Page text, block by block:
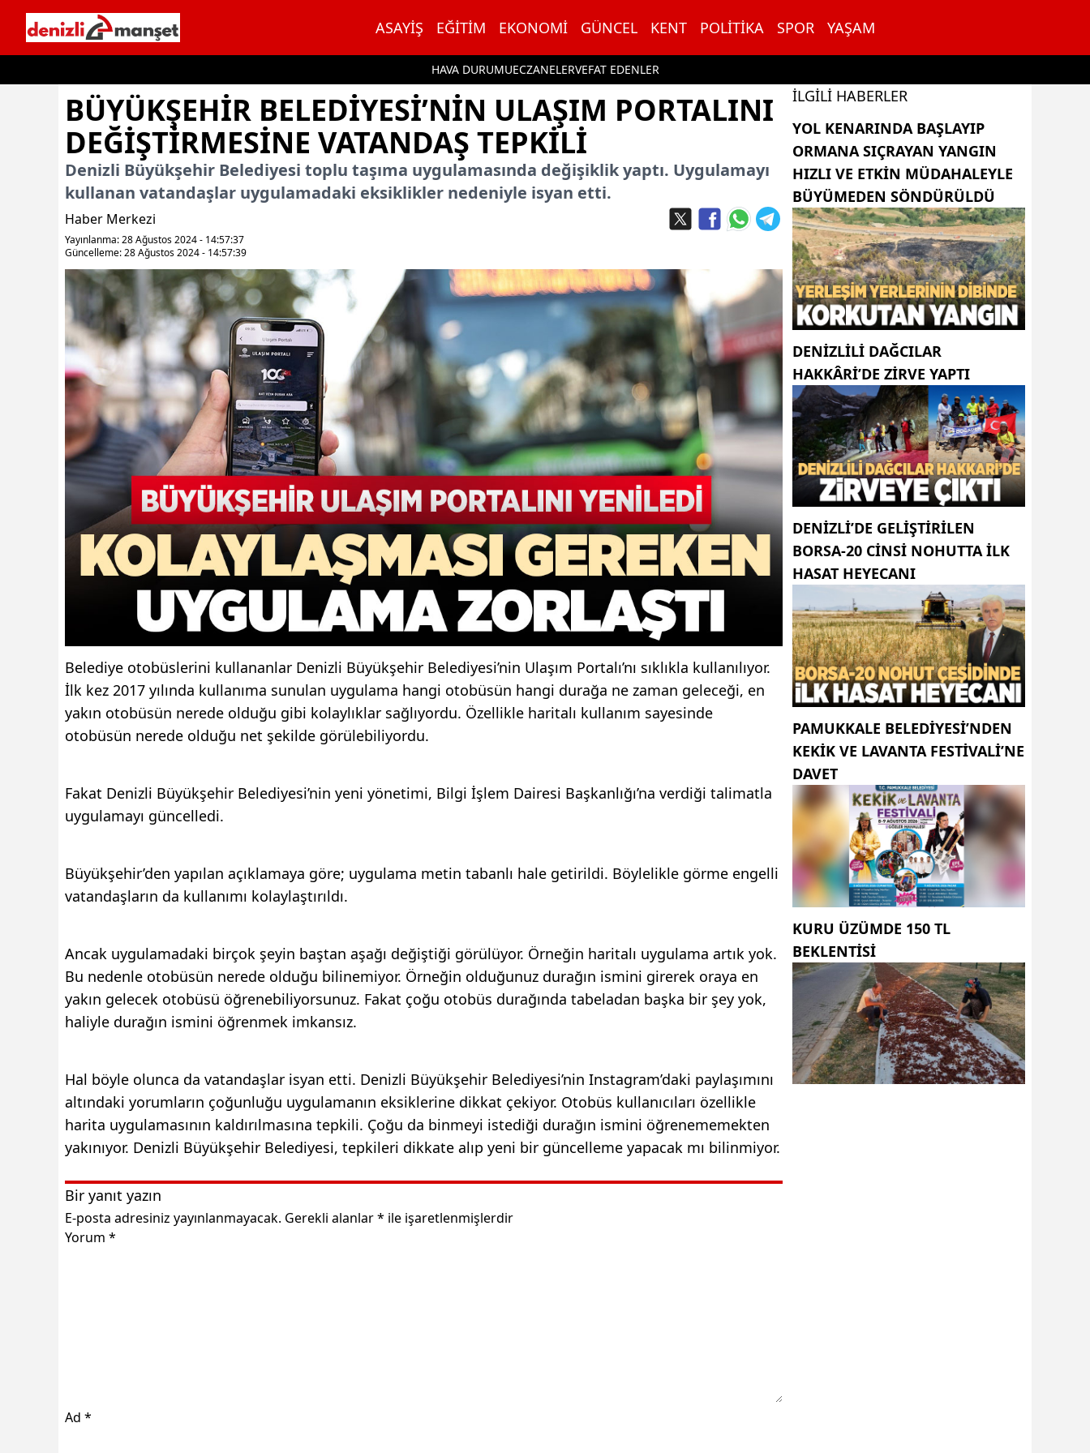
ASAYIŞ EĞITIM EKONOMI GÜNCEL KENT POLITIKA SPOR YAŞAM
HAVA DURUMUECZANELERVEFAT EDENLER
İçeriğe geç
BÜYÜKŞEHIR BELEDIYESI’NIN ULAŞIM PORTALINI
DEĞIŞTIRMESINE VATANDAŞ TEPKILI
Denizli Büyükşehir Belediyesi toplu taşıma uygulamasında değişiklik yaptı. Uygulamayı
kullanan vatandaşlar uygulamadaki eksiklikler nedeniyle isyan etti.
Haber Merkezi
Yayınlanma: 28 Ağustos 2024 - 14:57:37
Güncelleme: 28 Ağustos 2024 - 14:57:39
Belediye otobüslerini kullananlar Denizli Büyükşehir Belediyesi’nin Ulaşım Portalı’nı sıklıkla kullanılıyor.
İlk kez 2017 yılında kullanıma sunulan uygulama hangi otobüsün hangi durağa ne zaman geleceği, en
yakın otobüsün nerede olduğu gibi kolaylıklar sağlıyordu. Özellikle haritalı kullanım sayesinde
otobüsün nerede olduğu net şekilde görülebiliyordu.
Fakat Denizli Büyükşehir Belediyesi’nin yeni yönetimi, Bilgi İşlem Dairesi Başkanlığı’na verdiği talimatla
uygulamayı güncelledi.
Büyükşehir’den yapılan açıklamaya göre; uygulama metin tabanlı hale getirildi. Böylelikle görme engelli
vatandaşların da kullanımı kolaylaştırıldı.
Ancak uygulamadaki birçok şeyin baştan aşağı değiştiği görülüyor. Örneğin haritalı uygulama artık yok.
Bu nedenle otobüsün nerede olduğu bilinemiyor. Örneğin olduğunuz durağın ismini girerek oraya en
yakın gelecek otobüsü öğrenebiliyorsunuz. Fakat çoğu otobüs durağında tabeladan başka bir şey yok,
haliyle durağın ismini öğrenmek imkansız.
Hal böyle olunca da vatandaşlar isyan etti. Denizli Büyükşehir Belediyesi’nin Instagram’daki paylaşımını
altındaki yorumların çoğunluğu uygulamanın eksiklerine dikkat çekiyor. Otobüs kullanıcıları özellikle
harita uygulamasının kaldırılmasına tepkili. Çoğu da binmeyi istediği durağın ismini öğrenememekten
yakınıyor. Denizli Büyükşehir Belediyesi, tepkileri dikkate alıp yeni bir güncelleme yapacak mı bilinmiyor.
Bir yanıt yazın
E-posta adresiniz yayınlanmayacak. Gerekli alanlar* ile işaretlenmişlerdir
Yorum *
Ad *
İLGILI HABERLER
YOL KENARINDA BAŞLAYIP
ORMANA SIÇRAYAN YANGIN
HIZLI VE ETKIN MÜDAHALEYLE
BÜYÜMEDEN SÖNDÜRÜLDÜ
DENIZLILI DAĞCILAR
HAKKÂRI’DE ZIRVE YAPTI
DENIZLI’DE GELIŞTIRILEN
BORSA-20 CINSI NOHUTTA ILK
HASAT HEYECANI
PAMUKKALE BELEDIYESI’NDEN
KEKIK VE LAVANTA FESTIVALI’NE
DAVET
KURU ÜZÜMDE 150 TL
BEKLENTISI